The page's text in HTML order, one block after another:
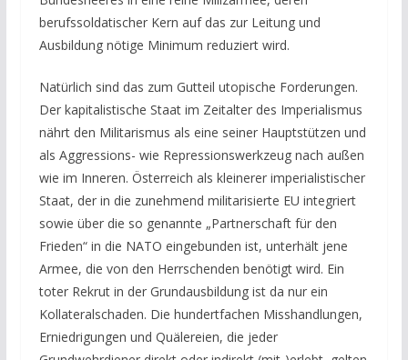
berufssoldatischer Kern auf das zur Leitung und
Ausbildung nötige Minimum reduziert wird.
Natürlich sind das zum Gutteil utopische Forderungen.
Der kapitalistische Staat im Zeitalter des Imperialismus
nährt den Militarismus als eine seiner Hauptstützen und
als Aggressions- wie Repressionswerkzeug nach außen
wie im Inneren. Österreich als kleinerer imperialistischer
Staat, der in die zunehmend militarisierte EU integriert
sowie über die so genannte „Partnerschaft für den
Frieden“ in die NATO eingebunden ist, unterhält jene
Armee, die von den Herrschenden benötigt wird. Ein
toter Rekrut in der Grundausbildung ist da nur ein
Kollateralschaden. Die hundertfachen Misshandlungen,
Erniedrigungen und Quälereien, die jeder